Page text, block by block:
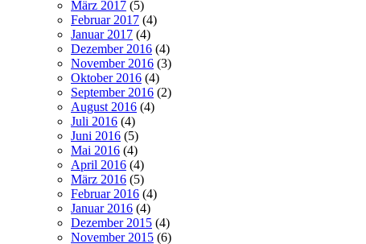
März 2017 (5)
Februar 2017 (4)
Januar 2017 (4)
Dezember 2016 (4)
November 2016 (3)
Oktober 2016 (4)
September 2016 (2)
August 2016 (4)
Juli 2016 (4)
Juni 2016 (5)
Mai 2016 (4)
April 2016 (4)
März 2016 (5)
Februar 2016 (4)
Januar 2016 (4)
Dezember 2015 (4)
November 2015 (6)